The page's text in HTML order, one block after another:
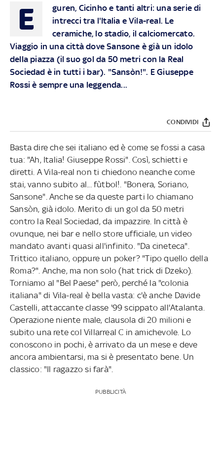
E
guren, Cicinho e tanti altri: una serie di
intrecci tra l'Italia e Vila-real. Le
ceramiche, lo stadio, il calciomercato.
Viaggio in una città dove Sansone è già un idolo
della piazza (il suo gol da 50 metri con la Real
Sociedad è in tutti i bar). "Sansòn!". E Giuseppe
Rossi è sempre una leggenda...
CONDIVIDI
Basta dire che sei italiano ed è come se fossi a casa
tua: "Ah, Italia! Giuseppe Rossi". Così, schietti e
diretti. A Vila-real non ti chiedono neanche come
stai, vanno subito al... fùtbol!. "Bonera, Soriano,
Sansone". Anche se da queste parti lo chiamano
Sansòn, già idolo. Merito di un gol da 50 metri
contro la Real Sociedad, da impazzire. In città è
ovunque, nei bar e nello store ufficiale, un video
mandato avanti quasi all'infinito. "Da cineteca".
Trittico italiano, oppure un poker? "Tipo quello della
Roma?". Anche, ma non solo (hat trick di Dzeko).
Torniamo al "Bel Paese" però, perché la "colonia
italiana" di Vila-real è bella vasta: c'è anche Davide
Castelli, attaccante classe '99 scippato all'Atalanta.
Operazione niente male, clausola di 20 milioni e
subito una rete col Villarreal C in amichevole. Lo
conoscono in pochi, è arrivato da un mese e deve
ancora ambientarsi, ma si è presentato bene. Un
classico: "Il ragazzo si farà".
PUBBLICITÀ